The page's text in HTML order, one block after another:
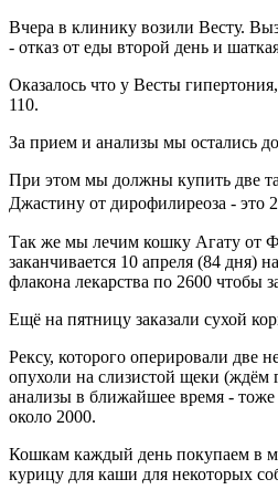
Вчера в клинику возили Весту.
- отказ от еды второй день и
Оказалось что у Весты
110.
За прием и анализы мы остались
При этом мы должны купить две
Джастину от дирофилиреоза - это
Так же мы лечим кошку Агату от
заканчивается 10 апреля (84 дня)
флакона лекарства по 2600 чтобы
Ещё на пятницу заказали сухой
Рексу, которого оперировали две
опухоли на слизистой щеки (ждём
анализы в ближайшее время - тоже
около 2000.
Кошкам каждый день покупаем в
курицу для каши для некоторых